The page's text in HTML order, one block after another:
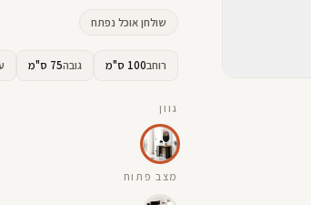
שולחן אוכל נפתח
רוחב100 ס"מ גובה75 ס"מ
גוון
מצב פתוח